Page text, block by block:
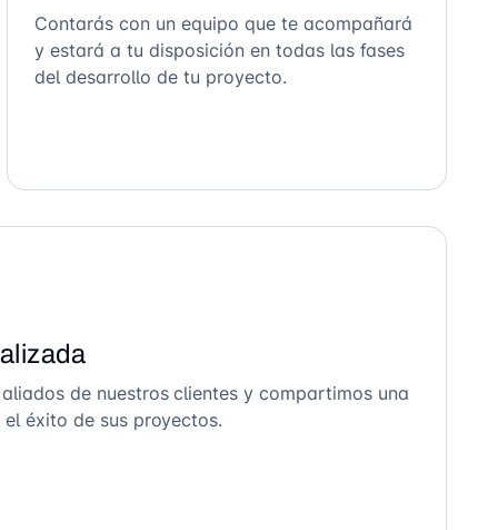
Contarás con un equipo que te acompañará
y estará a tu disposición en todas las fases
del desarrollo de tu proyecto.
de nuestros clientes y compartimos una
éxito de sus proyectos.